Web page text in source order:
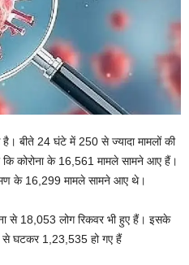
बीते 24 घंटे में 250 से ज्यादा मामलों की
कि कोरोना के 16,561 मामले सामने आए हैं।
के 16,299 मामले सामने आए थे।
से 18,053 लोग रिकवर भी हुए हैं। इसके
से घटकर 1,23,535 हो गए हैं